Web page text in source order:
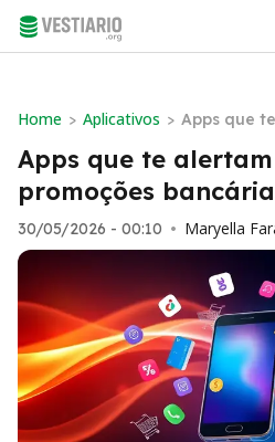
Home > Aplicativos > Apps que
es bancárias
Apps que te
promoções
30/05/2026 - 00:10 • Maryella